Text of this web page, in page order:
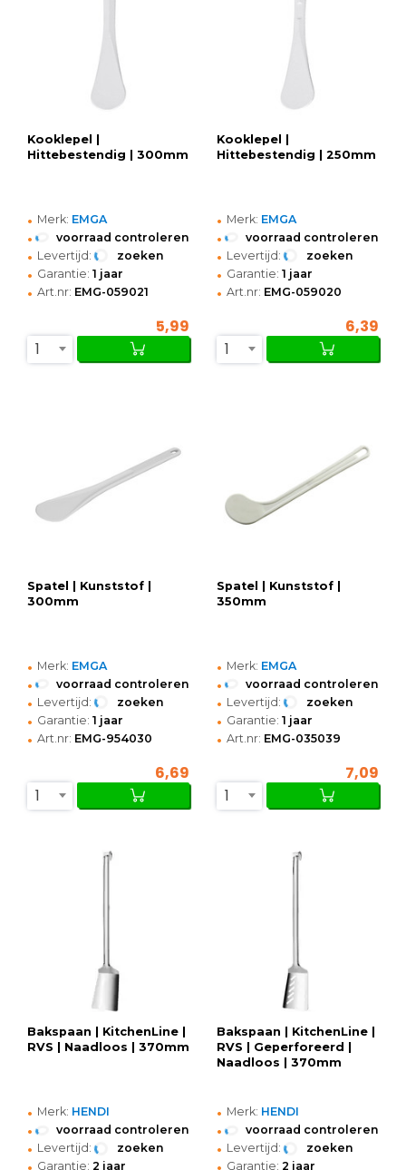
Kooklepel |
Hittebestendig | 300mm
• Merk: EMGA
• voorraad controleren
• Levertijd: zoeken
• Garantie: 1 jaar
• Art.nr: EMG-059021
5,99
1
Kooklepel |
Hittebestendig | 250mm
• Merk: EMGA
• voorraad controleren
• Levertijd: zoeken
• Garantie: 1 jaar
• Art.nr: EMG-059020
6,39
1
Spatel | Kunststof |
300mm
• Merk: EMGA
• voorraad controleren
• Levertijd: zoeken
• Garantie: 1 jaar
• Art.nr: EMG-954030
6,69
1
Spatel | Kunststof |
350mm
• Merk: EMGA
• voorraad controleren
• Levertijd: zoeken
• Garantie: 1 jaar
• Art.nr: EMG-035039
7,09
1
Bakspaan | KitchenLine |
RVS | Naadloos | 370mm
• Merk: HENDI
• voorraad controleren
• Levertijd: zoeken
Garantie: 2 jaar
Bakspaan | KitchenLine |
RVS | Geperforeerd |
Naadloos | 370mm
• Merk: HENDI
• voorraad controleren
• Levertijd: zoeken
Garantie: 2 jaar